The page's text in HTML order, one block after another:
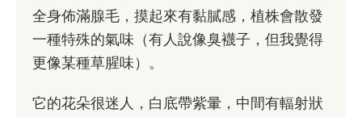
全身佈滿腺毛，摸起來有黏膩感，植株會散發
一種特殊的氣味（有人說像臭襪子，但我覺得
更像某種草腥味）。
它的花朵很迷人，白底帶紫暈，中間有輻射狀